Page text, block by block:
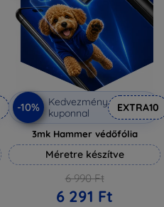
-10%
Kedvezmény
kuponnal
EXTRA10
3mk Hammer védőfólia
Méretre készítve
6 990 Ft
6 291 Ft